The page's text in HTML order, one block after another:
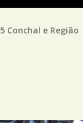
Conchal e Região